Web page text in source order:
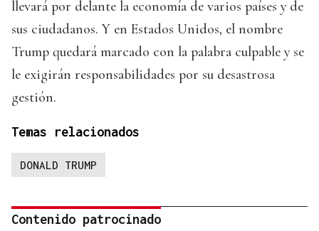
llevará por delante la economía de varios países y de
sus ciudadanos. Y en Estados Unidos, el nombre
Trump quedará marcado con la palabra culpable y se
le exigirán responsabilidades por su desastrosa
gestión.
Temas relacionados
DONALD TRUMP
Contenido patrocinado